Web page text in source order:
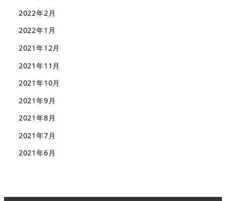
2022年2月
2022年1月
2021年12月
2021年11月
2021年10月
2021年9月
2021年8月
2021年7月
2021年6月